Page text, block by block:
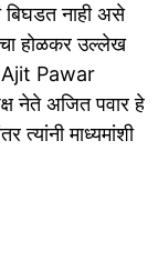
नाही असे
हाेळकर उल्लेख
(Ajit Pawar
नेते अजित पवार हे
त्यांनी माध्यमांशी